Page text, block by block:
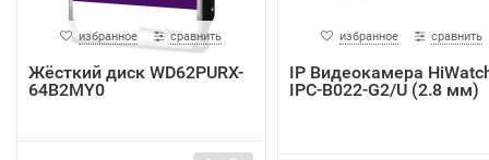
избранное сравнить
Жёсткий диск WD62PURX-
64B2MY0
избранное сравнить
IP Видеокамера
IPC-B022-G2/U (2.8 мм)